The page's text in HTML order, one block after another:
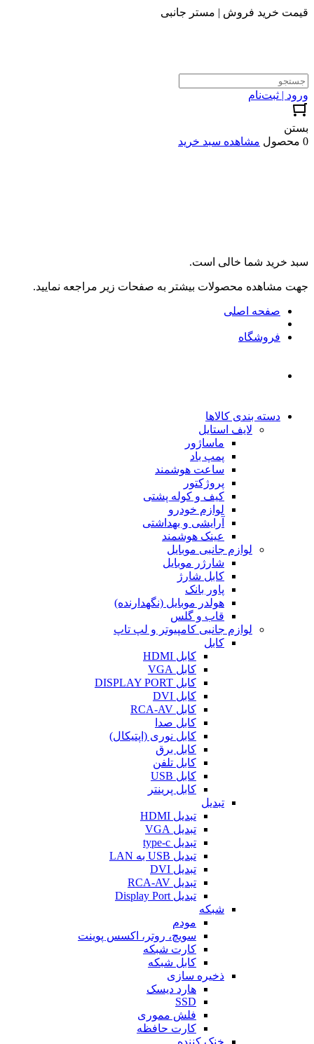
قیمت خرید فروش | مستر جانبی
ورود | ثبت‌نام
بستن
0 محصول
مشاهده سبد خرید
سبد خرید شما خالی است.
جهت مشاهده محصولات بیشتر به صفحات زیر مراجعه نمایید.
صفحه اصلی
فروشگاه
دسته بندی کالاها
لایف استایل
ماساژور
پمپ باد
ساعت هوشمند
پروژکتور
کیف و کوله پشتی
لوازم خودرو
آرایشی و بهداشتی
عینک هوشمند
لوازم جانبی موبایل
شارژر موبایل
کابل شارژ
پاور بانک
هولدر موبایل (نگهدارنده)
قاب و گلس
لوازم جانبی کامپیوتر و لپ تاپ
کابل
کابل HDMI
کابل VGA
کابل DISPLAY PORT
کابل DVI
کابل RCA-AV
کابل صدا
کابل نوری (اپتیکال)
کابل برق
کابل تلفن
کابل USB
کابل پرینتر
تبدیل
تبدیل HDMI
تبدیل VGA
تبدیل type-c
تبدیل USB به LAN
تبدیل DVI
تبدیل RCA-AV
تبدیل Display Port
شبکه
مودم
سویچ، روتر، اکسس پوینت
کارت شبکه
کابل شبکه
ذخیره سازی
هارد دیسک
SSD
فلش مموری
کارت حافظه
خنک کننده